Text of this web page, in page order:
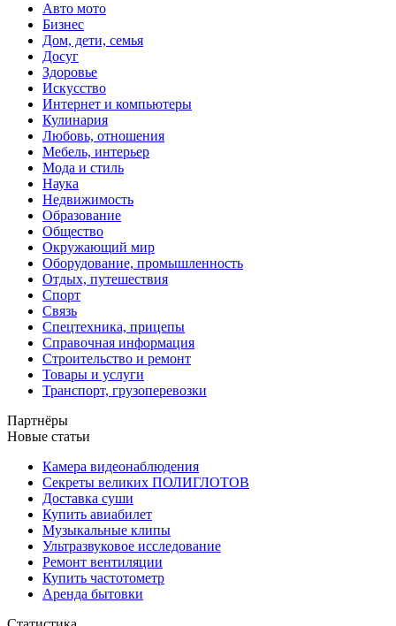
Авто мото
Бизнес
Дом, дети, семья
Досуг
Здоровье
Искусство
Интернет и компьютеры
Кулинария
Любовь, отношения
Мебель, интерьер
Мода и стиль
Наука
Недвижимость
Образование
Общество
Окружающий мир
Оборудование, промышленность
Отдых, путешествия
Спорт
Связь
Спецтехника, прицепы
Справочная информация
Строительство и ремонт
Товары и услуги
Транспорт, грузоперевозки
Партнёры
Новые статьи
Камера видеонаблюдения
Секреты великих ПОЛИГЛОТОВ
Доставка суши
Купить авиабилет
Музыкальные клипы
Ультразвуковое исследование
Ремонт вентиляции
Купить частотометр
Аренда бытовки